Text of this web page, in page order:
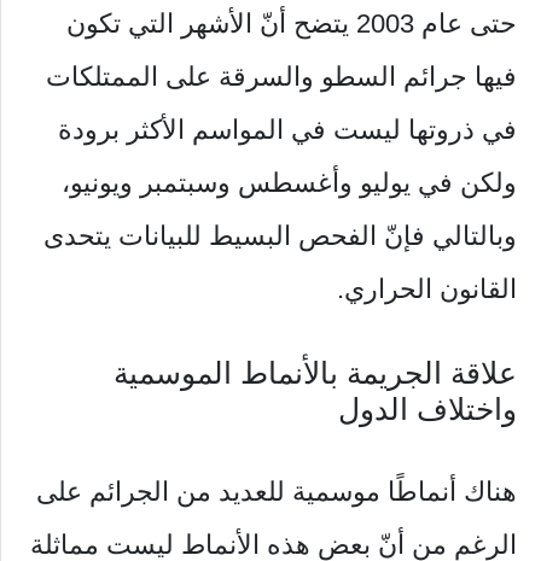
حتى عام 2003 يتضح أنّ الأشهر التي تكون
فيها جرائم السطو والسرقة على الممتلكات
في ذروتها ليست في المواسم الأكثر برودة
ولكن في يوليو وأغسطس وسبتمبر ويونيو،
وبالتالي فإنّ الفحص البسيط للبيانات يتحدى
القانون الحراري.
علاقة الجريمة بالأنماط الموسمية
واختلاف الدول
هناك أنماطًا موسمية للعديد من الجرائم على
الرغم من أنّ بعض هذه الأنماط ليست مماثلة